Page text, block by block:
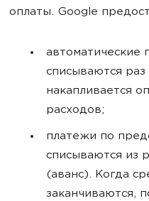
оплаты. Google
автоматические
списываются
накапливается
расходов;
платежи по
списываются из
(аванс). Когда
заканчиваются,